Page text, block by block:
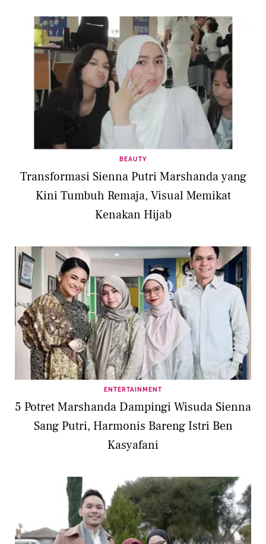
BEAUTY
Transformasi Sienna Putri Marshanda yang
Kini Tumbuh Remaja, Visual Memikat
Kenakan Hijab
ENTERTAINMENT
5 Potret Marshanda Dampingi Wisuda Sienna
Sang Putri, Harmonis Bareng Istri Ben
Kasyafani